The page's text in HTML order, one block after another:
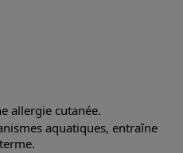
allergie cutanée.
aquatiques, entraîne